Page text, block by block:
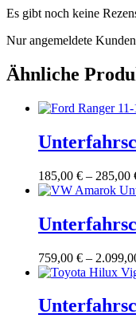
Es gibt noch keine
Nur angemeldete
Ähnliche
185,00 € – 285,00
759,00 € –